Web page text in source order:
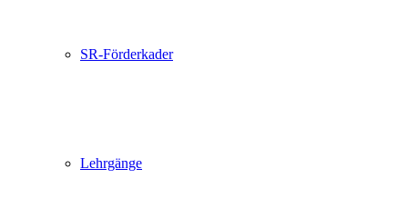
SR-Förderkader
Lehrgänge